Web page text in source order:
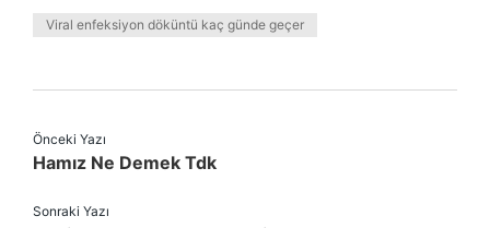
Viral enfeksiyon döküntü kaç günde geçer
Önceki Yazı
Hamız Ne Demek Tdk
Sonraki Yazı